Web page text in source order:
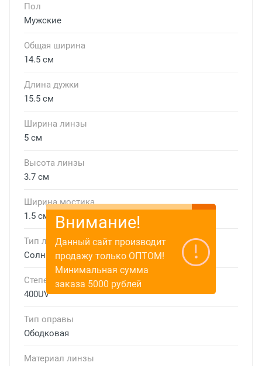
Пол
Мужские
Общая ширина
14.5 см
Длина дужки
15.5 см
Ширина линзы
5 см
Высота линзы
3.7 см
Ширина мостика
1.5 см
Тип линзы
Солнцезащитные
Степень защиты
400UV
Тип оправы
Ободковая
Материал линзы
Внимание!
Данный сайт производит
продажу только ОПТОМ!
Минимальная сумма
заказа 5000 рублей